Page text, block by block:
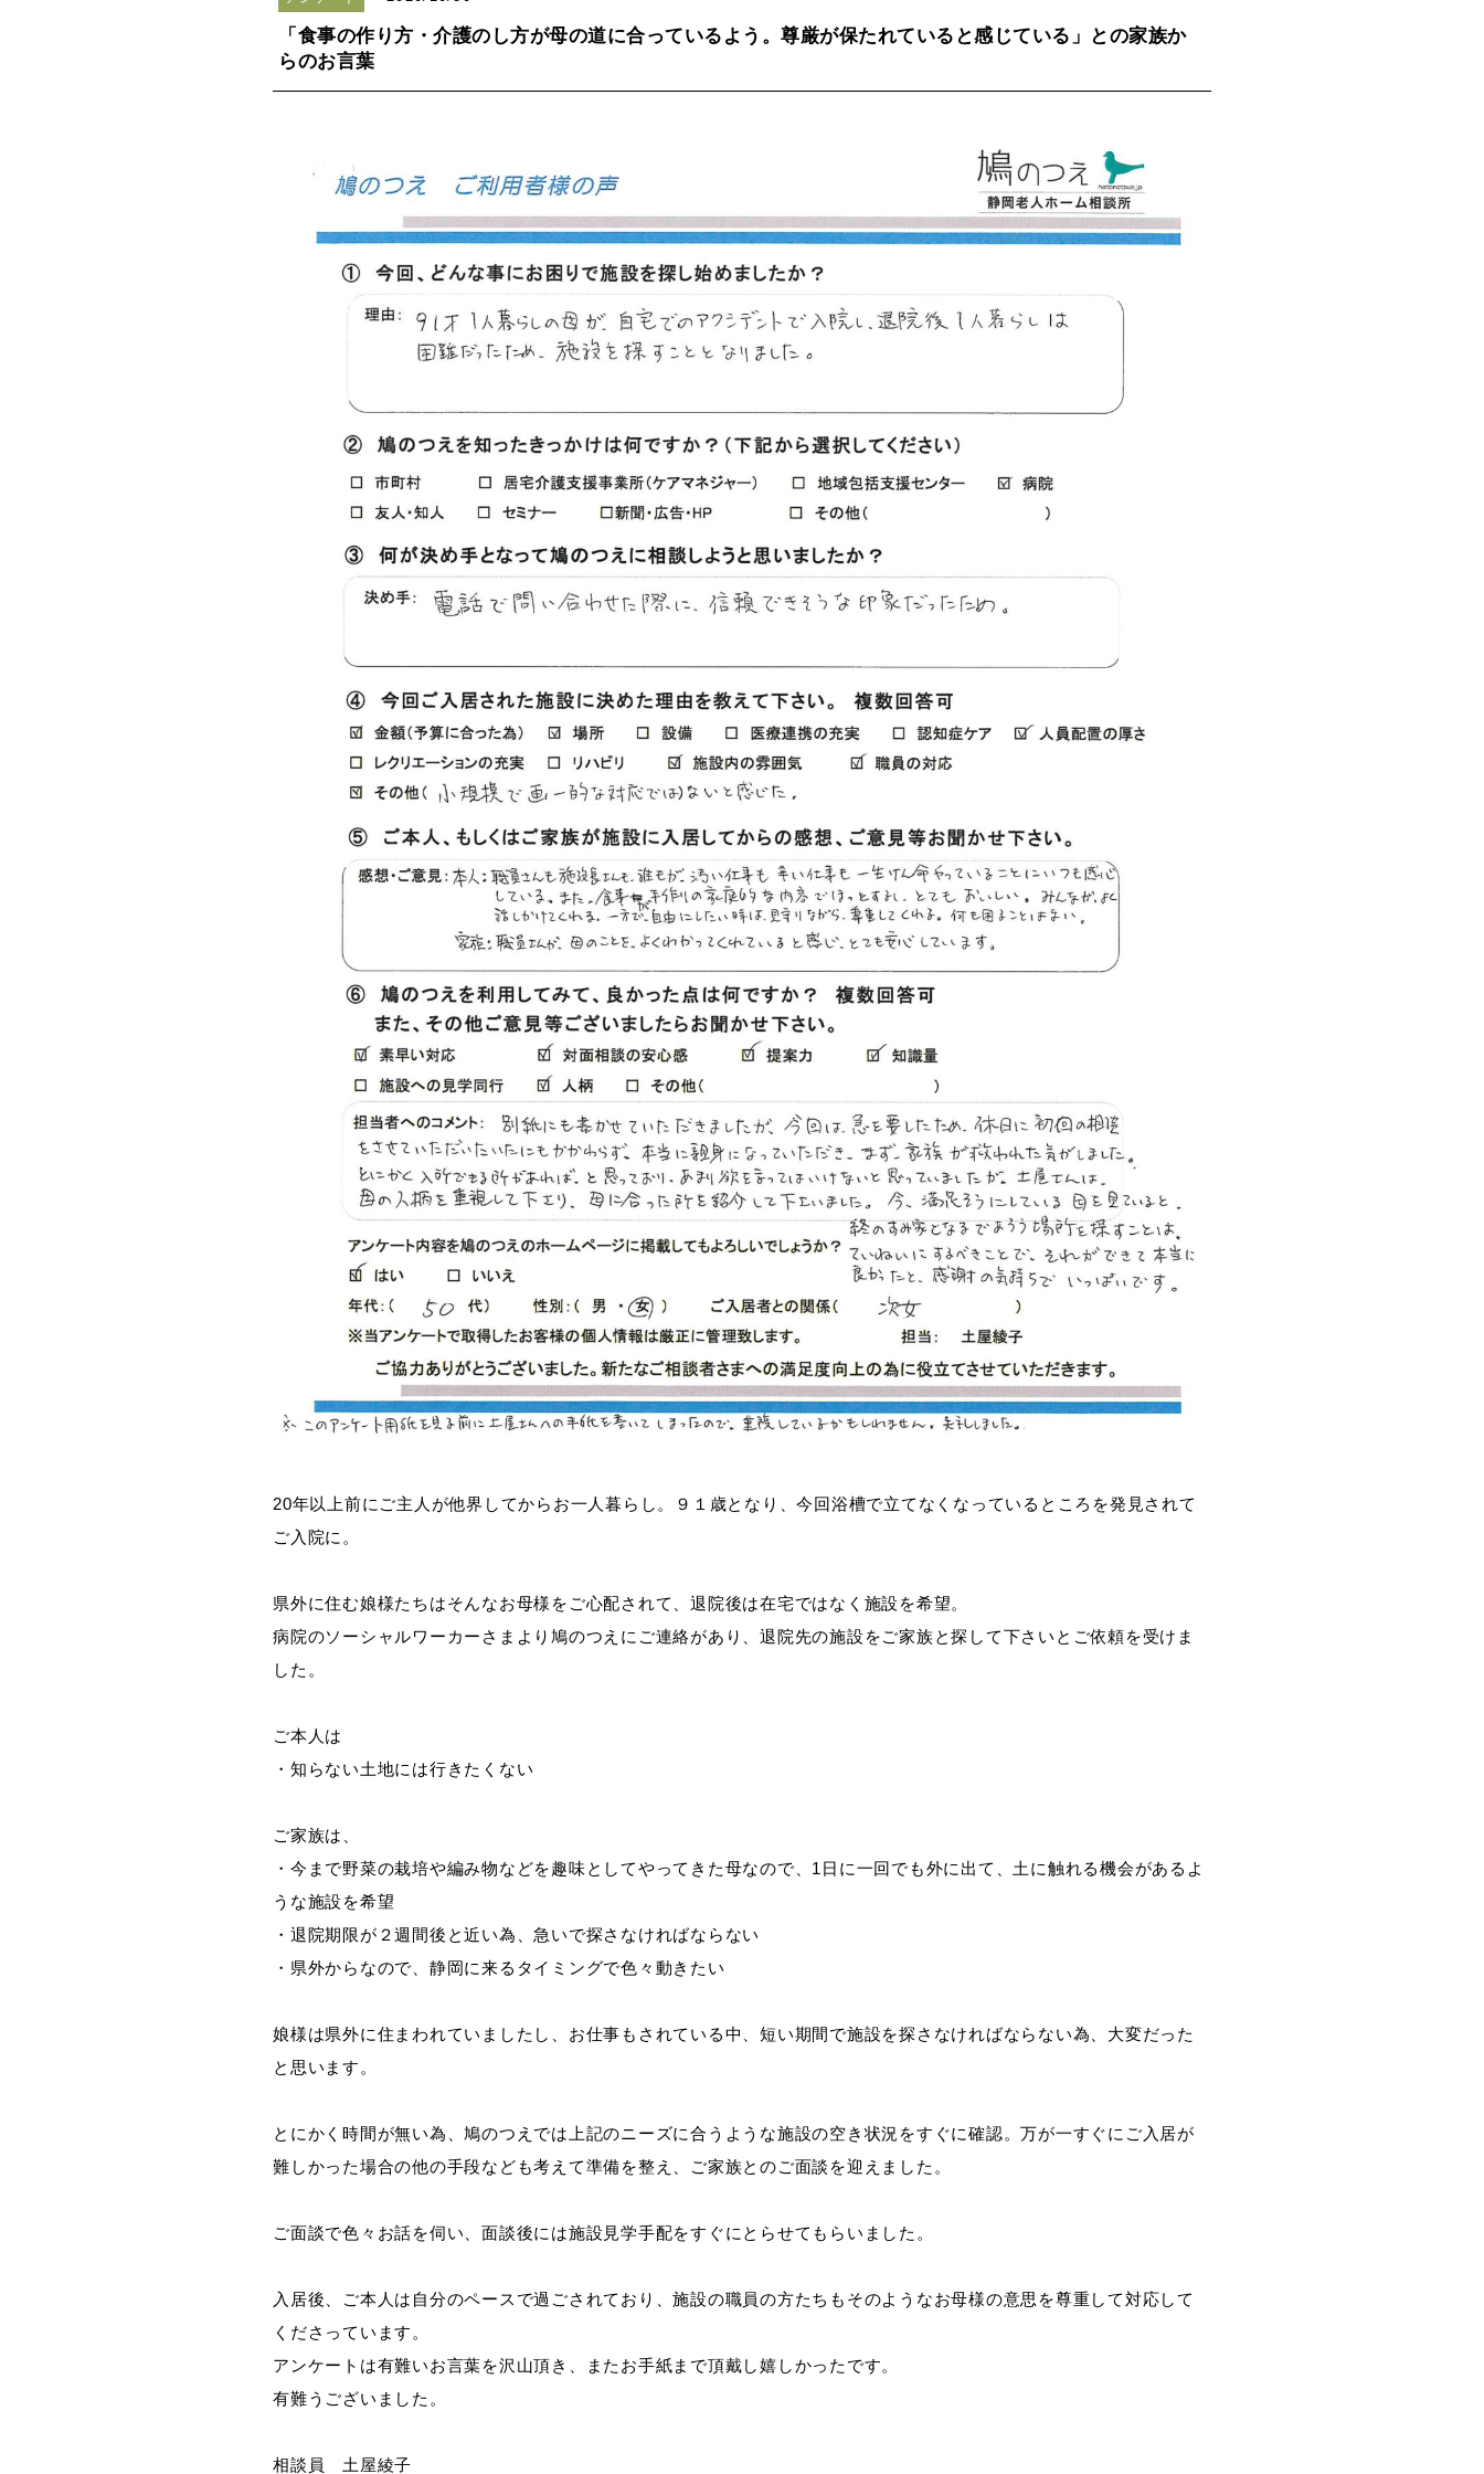
「食事の作り方・介護のし方が母の道に合っているよう。尊厳が保たれていると感じている」との家族か
らのお言葉
20年以上前にご主人が他界してからお一人暮らし。９１歳となり、今回浴槽で立てなくなっているところを発見されて
ご入院に。
県外に住む娘様たちはそんなお母様をご心配されて、退院後は在宅ではなく施設を希望。
病院のソーシャルワーカーさまより鳩のつえにご連絡があり、退院先の施設をご家族と探して下さいとご依頼を受けま
した。
ご本人は
・知らない土地には行きたくない
ご家族は、
・今まで野菜の栽培や編み物などを趣味としてやってきた母なので、1日に一回でも外に出て、土に触れる機会があるよ
うな施設を希望
・退院期限が２週間後と近い為、急いで探さなければならない
・県外からなので、静岡に来るタイミングで色々動きたい
娘様は県外に住まわれていましたし、お仕事もされている中、短い期間で施設を探さなければならない為、大変だった
と思います。
とにかく時間が無い為、鳩のつえでは上記のニーズに合うような施設の空き状況をすぐに確認。万が一すぐにご入居が
難しかった場合の他の手段なども考えて準備を整え、ご家族とのご面談を迎えました。
ご面談で色々お話を伺い、面談後には施設見学手配をすぐにとらせてもらいました。
入居後、ご本人は自分のペースで過ごされており、施設の職員の方たちもそのようなお母様の意思を尊重して対応して
くださっています。
アンケートは有難いお言葉を沢山頂き、またお手紙まで頂戴し嬉しかったです。
有難うございました。
相談員 土屋綾子